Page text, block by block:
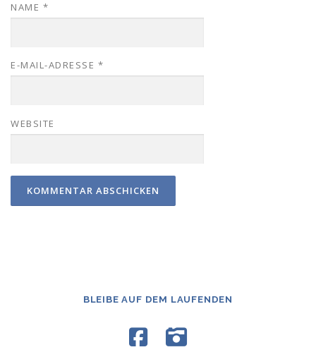
NAME *
E-MAIL-ADRESSE *
WEBSITE
BLEIBE AUF DEM LAUFENDEN